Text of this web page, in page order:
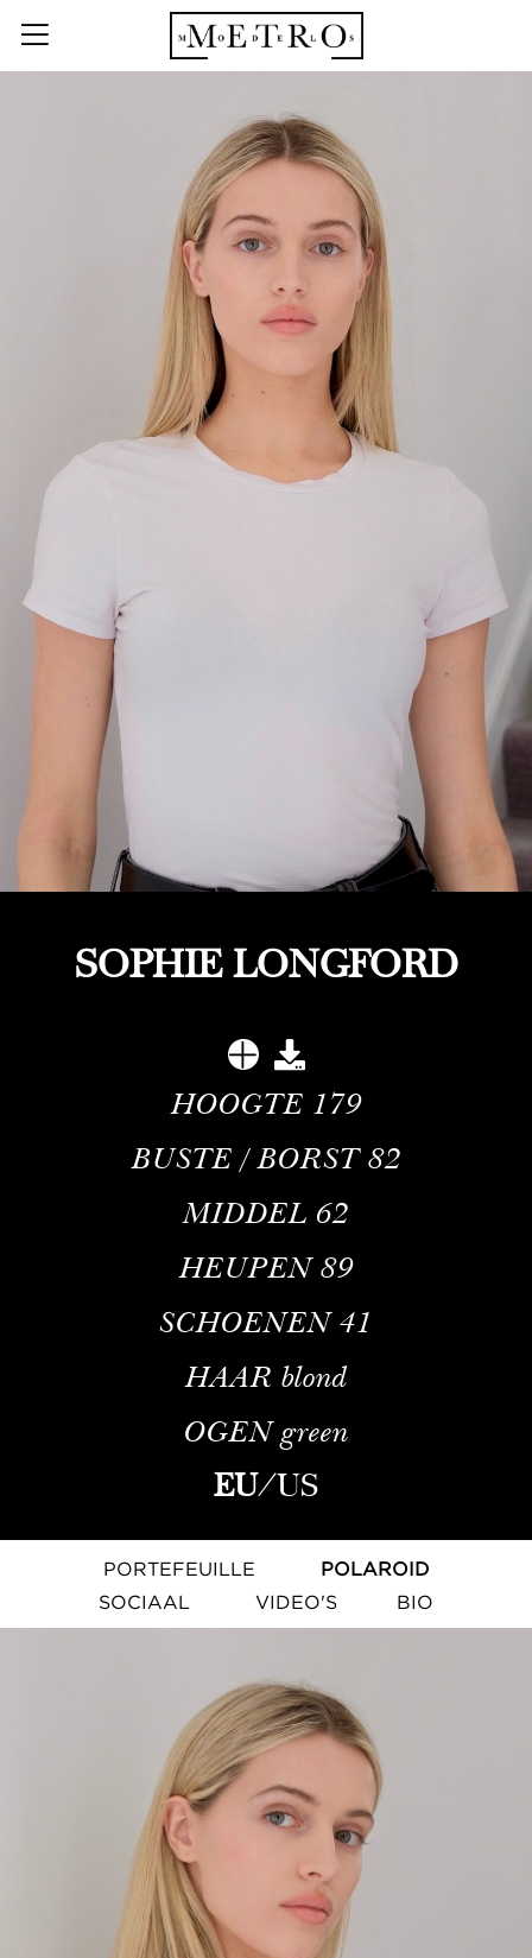
SOPHIE LONGFORD
HOOGTE 179
BUSTE / BORST 82
MIDDEL 62
HEUPEN 89
SCHOENEN 41
HAAR blond
OGEN green
EU/US
PORTEFEUILLE
POLAROID
SOCIAAL
VIDEO'S BIO